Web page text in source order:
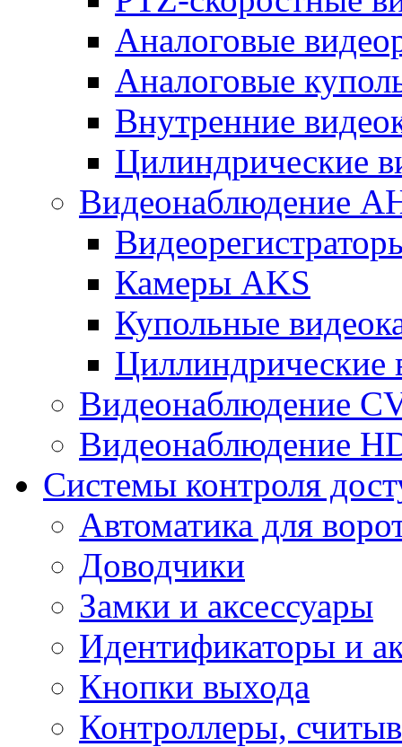
Аналоговые
Аналоговые
Внутренние
Цилиндрические
Видеонаблюдение
Камеры AKS
Купольные
Циллиндрические
Видеонаблюдение
Видеонаблюдение
Системы контроля
Автоматика для
Доводчики
Замки и аксессуары
Идентификаторы и
Кнопки выхода
Контроллеры,